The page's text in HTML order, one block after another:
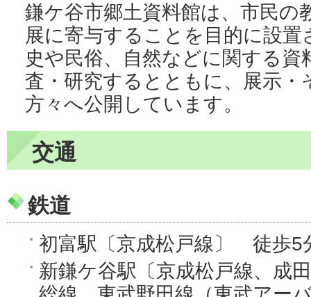
鎌ケ谷市郷土資料館は、市民の
展に寄与することを目的に設
史や民俗、自然などに関する資
査・研究するとともに、展示
方々へ公開しています。
交通
鉄道
初富駅〔京成松戸線〕 徒歩5
新鎌ケ谷駅〔京成松戸線、成